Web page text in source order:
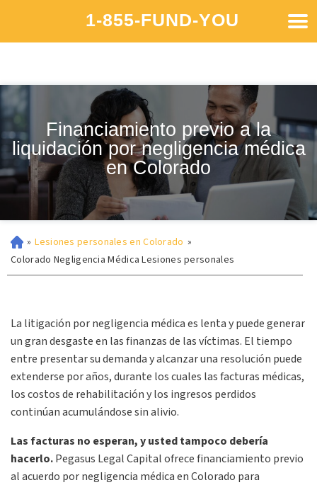
1-855-FUND-YOU
Financiamiento previo a la
liquidación por negligencia médica
en Colorado
» Lesiones personales en Colorado »
Colorado Negligencia Médica Lesiones personales
La litigación por negligencia médica es lenta y puede generar
un gran desgaste en las finanzas de las víctimas. El tiempo
entre presentar su demanda y alcanzar una resolución puede
extenderse por años, durante los cuales las facturas médicas,
los costos de rehabilitación y los ingresos perdidos
continúan acumulándose sin alivio.
Las facturas no esperan, y usted tampoco debería
hacerlo.Pegasus Legal Capital ofrece financiamiento previo
al acuerdo por negligencia médica en Colorado para